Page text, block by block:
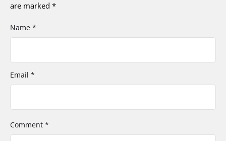
are marked *
Comment *
Name *
Email *